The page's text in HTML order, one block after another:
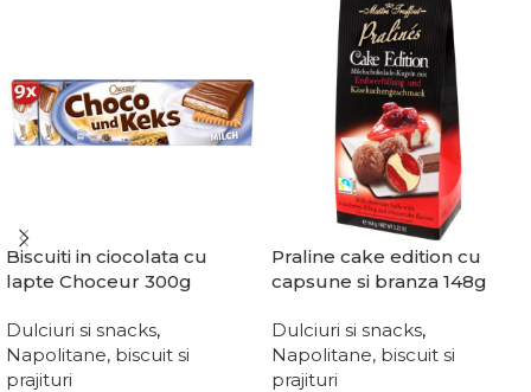
Biscuiti in ciocolata cu
lapte Choceur 300g
Dulciuri si snacks,
Napolitane, biscuit si
prajituri
Praline cake edition cu
capsune si branza 148g
Dulciuri si snacks,
Napolitane, biscuit si
prajituri